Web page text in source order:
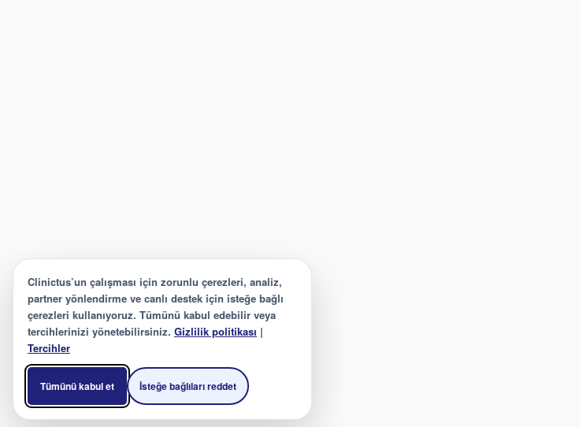
Clinictus’un çalışması için zorunlu çerezleri, analiz,
partner yönlendirme ve canlı destek için isteğe bağlı
çerezleri kullanıyoruz. Tümünü kabul edebilir veya
tercihlerinizi yönetebilirsiniz. Gizlilik politikası |
Tercihler
Tümünü kabul et İsteğe bağlıları reddet